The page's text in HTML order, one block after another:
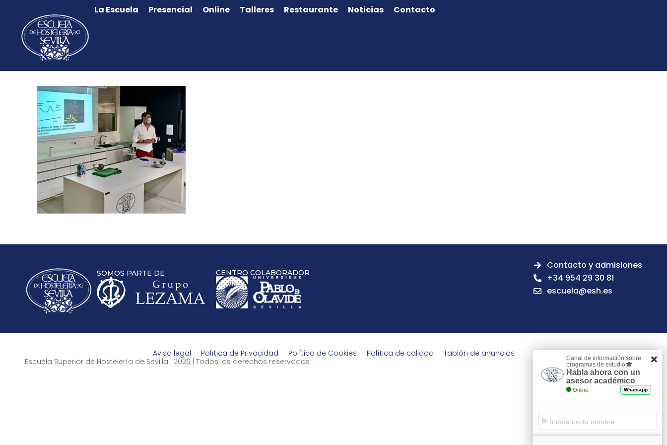
La Escuela Presencial Online Talleres Restaurante Noticias Contacto
SOMOS PARTE DE CENTRO COLABORADOR
Contacto y admisiones
+34 954 29 30 81
escuela@esh.es
Aviso legal Política de Privacidad Política de Cookies Política de calidad
Tablón de anuncios
Escuela Superior de Hostelería de Sevilla | 2026 | Todos los derechos reservados
Canal de información sobre
programas de estudio🎓
Habla ahora con un
asesor académico
Online Whatsapp